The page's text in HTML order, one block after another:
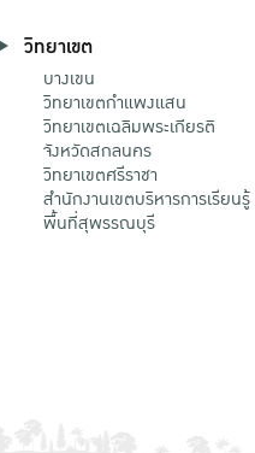
วิทยาเขต
บางเขน
วิทยาเขตกําแพงแสน
วิทยาเขตเฉลิมพระเกียรติ
จังหวัดสกลนคร
วิทยาเขตศรีราชา
สำนักงานเขตบริหารการเรียนรู้
พื้นที่สุพรรณบุรี